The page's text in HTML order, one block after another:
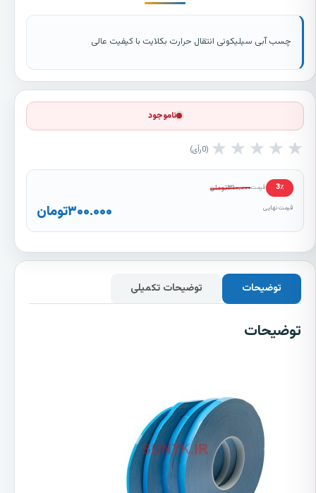
ناموجود
★ ★ ★ ★ ★
0رأی
3٪ قیمت۳۱۰.۰۰۰تومان
قیمت نهایی ۳۰۰.۰۰۰تومان
چسب آبی سیلیکونی انتقال حرارت بکلایت با کیفیت عالی
توضیحات توضیحات تکمیلی
توضیحات